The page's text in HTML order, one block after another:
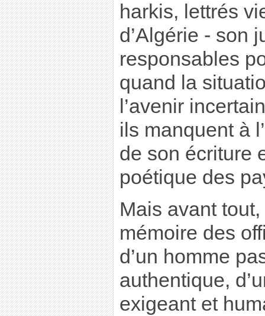
harkis, lettrés
d’Algérie - son
responsables
quand la
l’avenir
ils manquent à
de son écriture
poétique des
Mais avant
mémoire des
d’un homme
authentique,
exigeant et